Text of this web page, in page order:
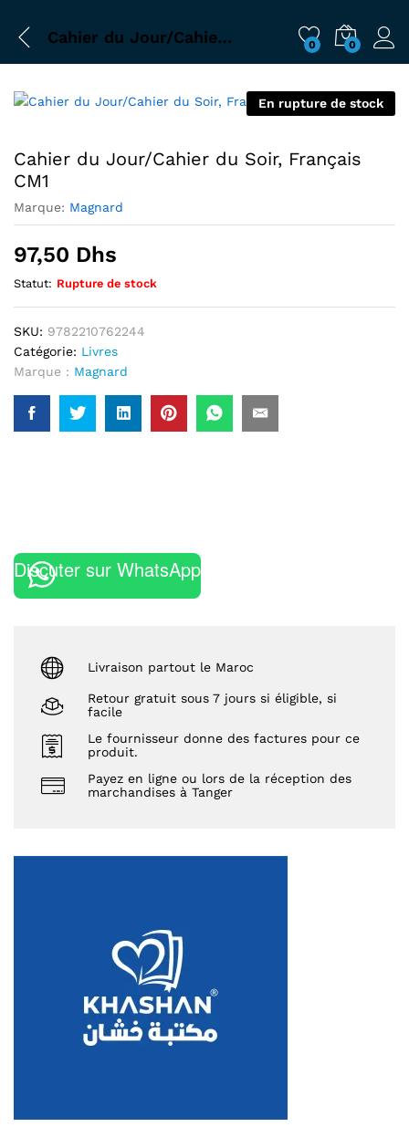
Cahier du Jour/Cahier du Soir, Français CM1 0 0
En rupture de stock
Cahier du Jour/Cahier du Soir, Français
CM1
Marque: Magnard
97,50 Dhs
Statut: Rupture de stock
SKU: 9782210762244
Catégorie: Livres
Marque : Magnard
Discuter sur WhatsApp
Livraison partout le Maroc
Retour gratuit sous 7 jours si éligible, si
facile
Le fournisseur donne des factures pour ce
produit.
Payez en ligne ou lors de la réception des
marchandises à Tanger